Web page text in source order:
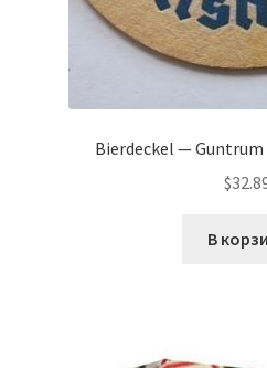
Bierdeckel —
$
В